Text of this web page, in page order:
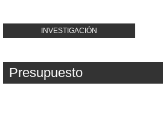
INVESTIGACIÓN
Presupuesto